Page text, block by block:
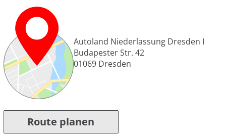
Autoland Niederlassung Dresden I
Budapester Str. 42
01069 Dresden
Route planen